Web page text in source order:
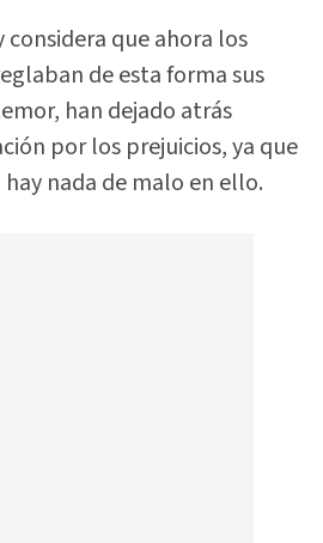
considera que ahora los
de esta forma sus
han dejado atrás
por los prejuicios, ya que
nada de malo en ello.